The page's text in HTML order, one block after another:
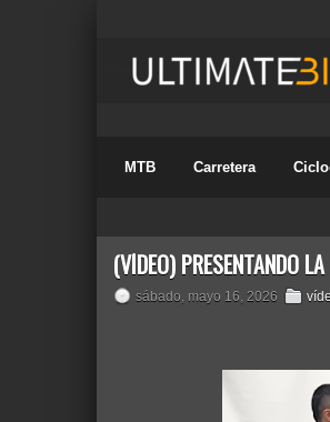
MTB Carretera
(VÍDEO) PRESENTANDO
sábado, mayo 16, 2026